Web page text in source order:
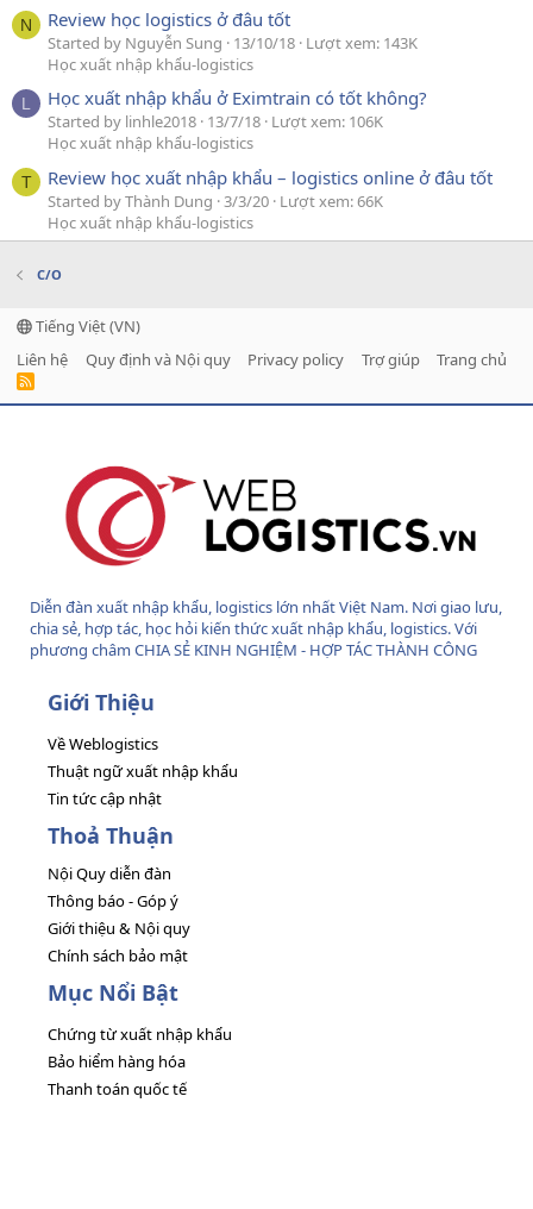
N Review học logistics ở đâu tốt
Started by Nguyễn Sung 13/10/18 Lượt xem: 143K
Học xuất nhập khẩu-logistics
L Học xuất nhập khẩu ở Eximtrain có tốt không?
Started by linhle2018 13/7/18 Lượt xem: 106K
Học xuất nhập khẩu-logistics
T Review học xuất nhập khẩu – logistics online ở đâu tốt
Started by Thành Dung 3/3/20 Lượt xem: 66K
Học xuất nhập khẩu-logistics
C/O
Tiếng Việt (VN)
Liên hệ
Quy định và Nội quy Privacy policy Trợ giúp Trang chủ
R
Diễn đàn xuất nhập khẩu, logistics lớn nhất Việt Nam. Nơi giao lưu,
chia sẻ, hợp tác, học hỏi kiến thức xuất nhập khẩu, logistics. Với
phương châm CHIA SẺ KINH NGHIỆM - HỢP TÁC THÀNH CÔNG
Giới Thiệu
Về Weblogistics
Thuật ngữ xuất nhập khẩu
Tin tức cập nhật
Thoả Thuận
Nội Quy diễn đàn
Thông báo - Góp ý
Giới thiệu & Nội quy
Chính sách bảo mật
Mục Nổi Bật
Chứng từ xuất nhập khẩu
Bảo hiểm hàng hóa
Thanh toán quốc tế